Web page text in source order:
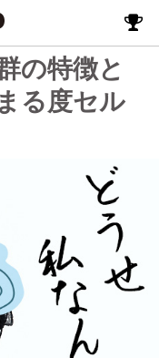
の特徴と
る度セル